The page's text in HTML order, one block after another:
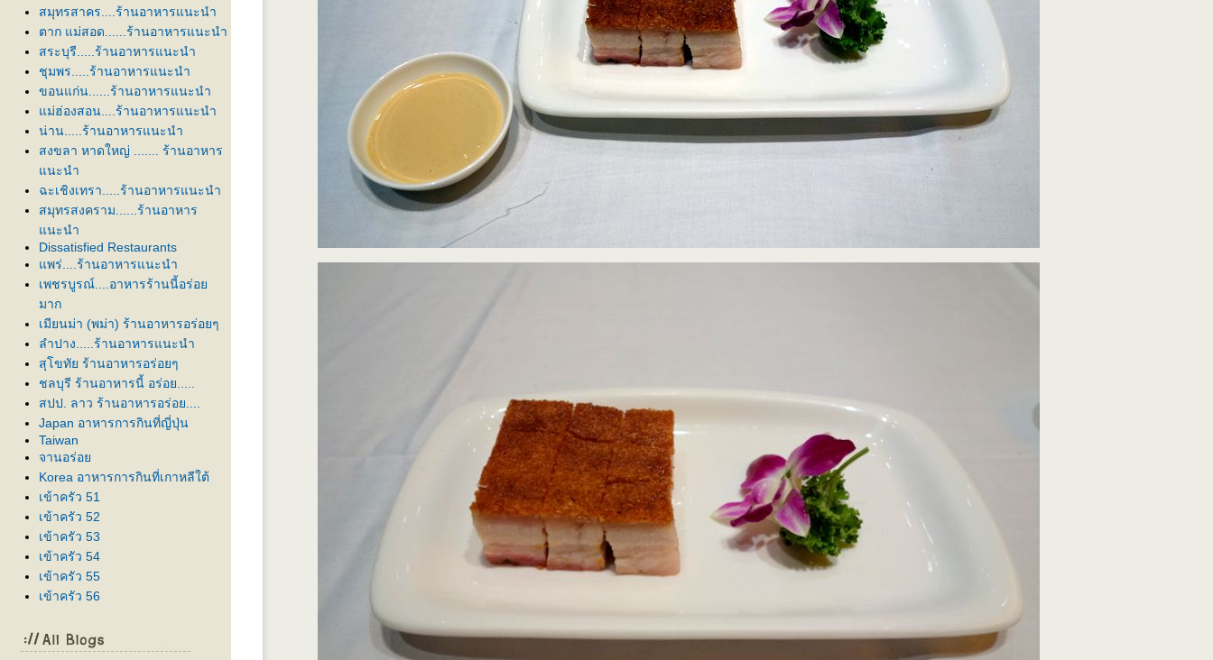
สมุทรสาคร....ร้านอาหารแนะนำ
ตาก แม่สอด......ร้านอาหารแนะนำ
สระบุรี.....ร้านอาหารแนะนำ
ชุมพร.....ร้านอาหารแนะนำ
ขอนแก่น......ร้านอาหารแนะนำ
ม่ฮ่องสอน....ร้านอาหารแนะนำ
น่าน.....ร้านอาหารแนะนำ
สงขลา หาดใหญ่ ....... ร้านอาหาร
นะนำ
ฉะเชิงเทรา.....ร้านอาหารแนะนำ
สมุทรสงคราม......ร้านอาหาร
นะนำ
Dissatisfied Restaurants
พร่....ร้านอาหารแนะนำ
เพชรบูรณ์....อาหารร้านนี้อร่อ
มาก
เมียนม่า (พม่า) ร้านอาหารอร่อยๆ
ลำปาง.....ร้านอาหารแนะนำ
สุโขทัย ร้านอาหารอร่อยๆ
ชลบุรี ร้านอาหารนี้ อร่อย.....
สปป. ลาว ร้านอาหารอร่อย....
Japan อาหารการกินที่ญี่ปุ่น
Taiwan
จานอร่อ
Korea อาหารการกินที่เกาหลีใต้
เข้าครัว 51
เข้าครัว 52
เข้าครัว 53
เข้าครัว 54
เข้าครัว 55
เข้าครัว 56